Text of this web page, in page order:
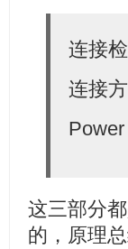
连接检
连接
Power
这三部分
的，原理